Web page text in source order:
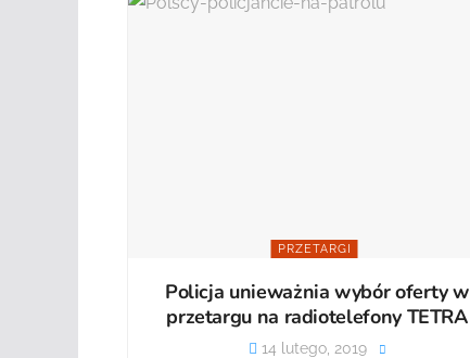
PRZETARGI
Policja unieważnia wybór oferty w
przetargu na radiotelefony TETRA
14 lutego, 2019